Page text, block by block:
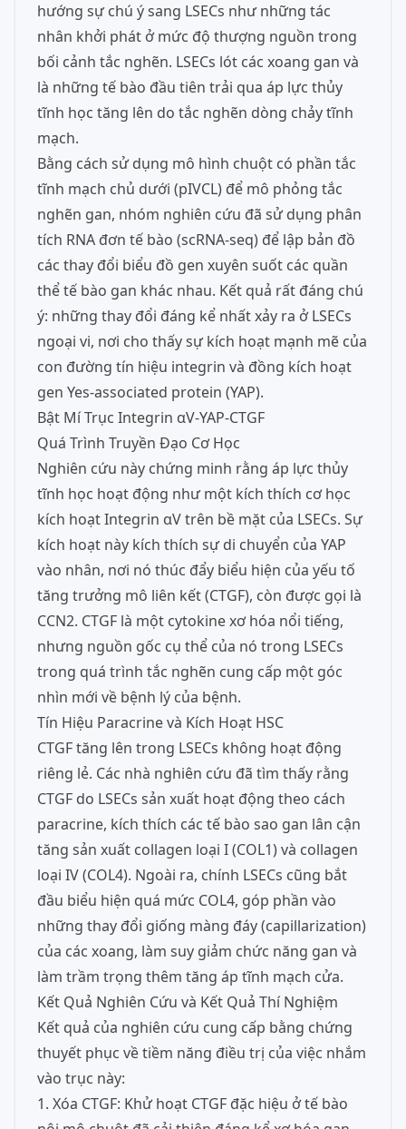
hướng sự chú ý sang LSECs như những tác
nhân khởi phát ở mức độ thượng nguồn trong
bối cảnh tắc nghẽn. LSECs lót các xoang gan và
là những tế bào đầu tiên trải qua áp lực thủy
tĩnh học tăng lên do tắc nghẽn dòng chảy tĩnh
mạch.
Bằng cách sử dụng mô hình chuột có phần tắc
tĩnh mạch chủ dưới (pIVCL) để mô phỏng tắc
nghẽn gan, nhóm nghiên cứu đã sử dụng phân
tích RNA đơn tế bào (scRNA-seq) để lập bản đồ
các thay đổi biểu đồ gen xuyên suốt các quần
thể tế bào gan khác nhau. Kết quả rất đáng chú
ý: những thay đổi đáng kể nhất xảy ra ở LSECs
ngoại vi, nơi cho thấy sự kích hoạt mạnh mẽ của
con đường tín hiệu integrin và đồng kích hoạt
gen Yes-associated protein (YAP).
Bật Mí Trục Integrin αV-YAP-CTGF
Quá Trình Truyền Đạo Cơ Học
Nghiên cứu này chứng minh rằng áp lực thủy
tĩnh học hoạt động như một kích thích cơ học
kích hoạt Integrin αV trên bề mặt của LSECs. Sự
kích hoạt này kích thích sự di chuyển của YAP
vào nhân, nơi nó thúc đẩy biểu hiện của yếu tố
tăng trưởng mô liên kết (CTGF), còn được gọi là
CCN2. CTGF là một cytokine xơ hóa nổi tiếng,
nhưng nguồn gốc cụ thể của nó trong LSECs
trong quá trình tắc nghẽn cung cấp một góc
nhìn mới về bệnh lý của bệnh.
Tín Hiệu Paracrine và Kích Hoạt HSC
CTGF tăng lên trong LSECs không hoạt động
riêng lẻ. Các nhà nghiên cứu đã tìm thấy rằng
CTGF do LSECs sản xuất hoạt động theo cách
paracrine, kích thích các tế bào sao gan lân cận
tăng sản xuất collagen loại I (COL1) và collagen
loại IV (COL4). Ngoài ra, chính LSECs cũng bắt
đầu biểu hiện quá mức COL4, góp phần vào
những thay đổi giống màng đáy (capillarization)
của các xoang, làm suy giảm chức năng gan và
làm trầm trọng thêm tăng áp tĩnh mạch cửa.
Kết Quả Nghiên Cứu và Kết Quả Thí Nghiệm
Kết quả của nghiên cứu cung cấp bằng chứng
thuyết phục về tiềm năng điều trị của việc nhắm
vào trục này:
1. Xóa CTGF: Khử hoạt CTGF đặc hiệu ở tế bào